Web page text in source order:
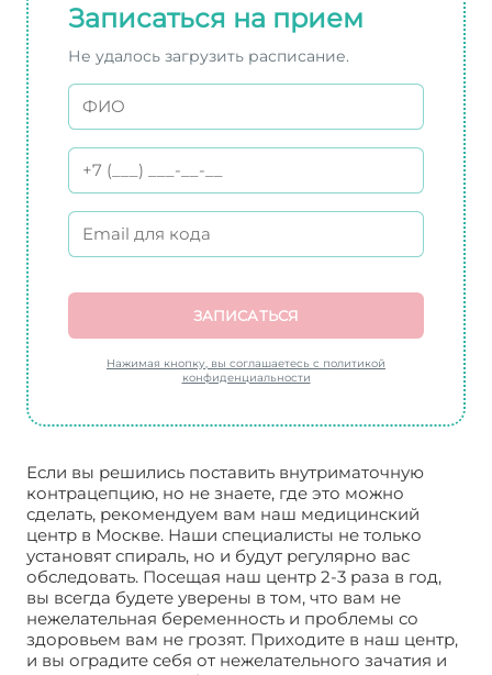
Записаться на прием
Не удалось загрузить расписание.
ЗАПИСАТЬСЯ
Нажимая кнопку, вы соглашаетесь с политикой
конфиденциальности
Если вы решились поставить внутриматочную
контрацепцию, но не знаете, где это можно
сделать, рекомендуем вам наш медицинский
центр в Москве. Наши специалисты не только
установят спираль, но и будут регулярно вас
обследовать. Посещая наш центр 2-3 раза в год,
вы всегда будете уверены в том, что вам не
нежелательная беременность и проблемы со
здоровьем вам не грозят. Приходите в наш центр,
и вы оградите себя от нежелательного зачатия и